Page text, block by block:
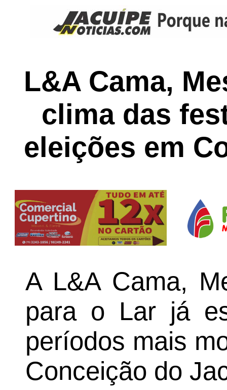
L&A Cama,
clima das
eleições em
A L&A Cama,
para o Lar já
períodos mais
Conceição do